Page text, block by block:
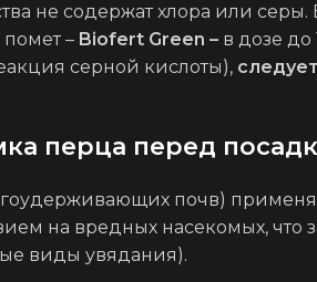
не содержат хлора или серы.
– Biofert Green – в дозе до
серной кислоты),
перца перед
почв)
на вредных насекомых, что
виды увядания).